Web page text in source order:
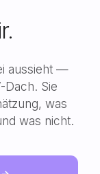
aussieht —
Dach. Sie
was
was nicht.